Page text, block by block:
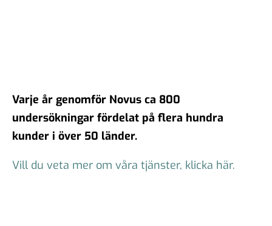
Varje år genomför Novus ca 800
undersökningar fördelat på flera hundra
kunder i över 50 länder.
Vill du veta mer om våra tjänster, klicka här.